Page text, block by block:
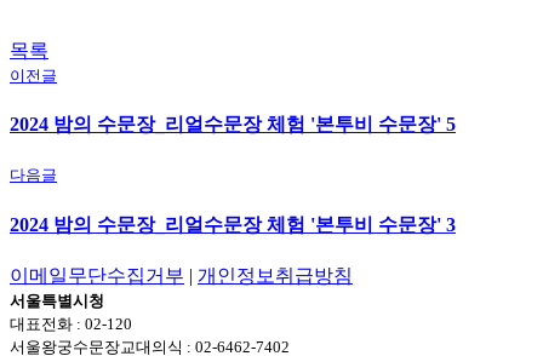
목록
이전글
2024 밤의 수문장_리얼수문장 체험 '본투비 수문장' 5
다음글
2024 밤의 수문장_리얼수문장 체험 '본투비 수문장' 3
이메일무단수집거부 | 개인정보취급방침
서울특별시청
대표전화 : 02-120
서울왕궁수문장교대의식 : 02-6462-7402